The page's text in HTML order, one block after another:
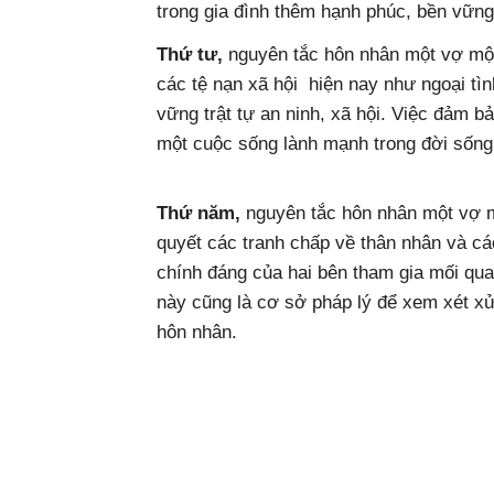
trong gia đình thêm hạnh phúc, bền
Thứ tư, nguyên tắc hôn nhân một vợ
các tệ nạn xã hội hiện nay như ngoại
vững trật tự an ninh, xã hội. Việc đảm
một cuộc sống lành mạnh trong đời
Thứ năm, nguyên tắc hôn nhân một vợ
quyết các tranh chấp về thân nhân và
chính đáng của hai bên tham gia mối
này cũng là cơ sở pháp lý để xem xét
hôn nhân.